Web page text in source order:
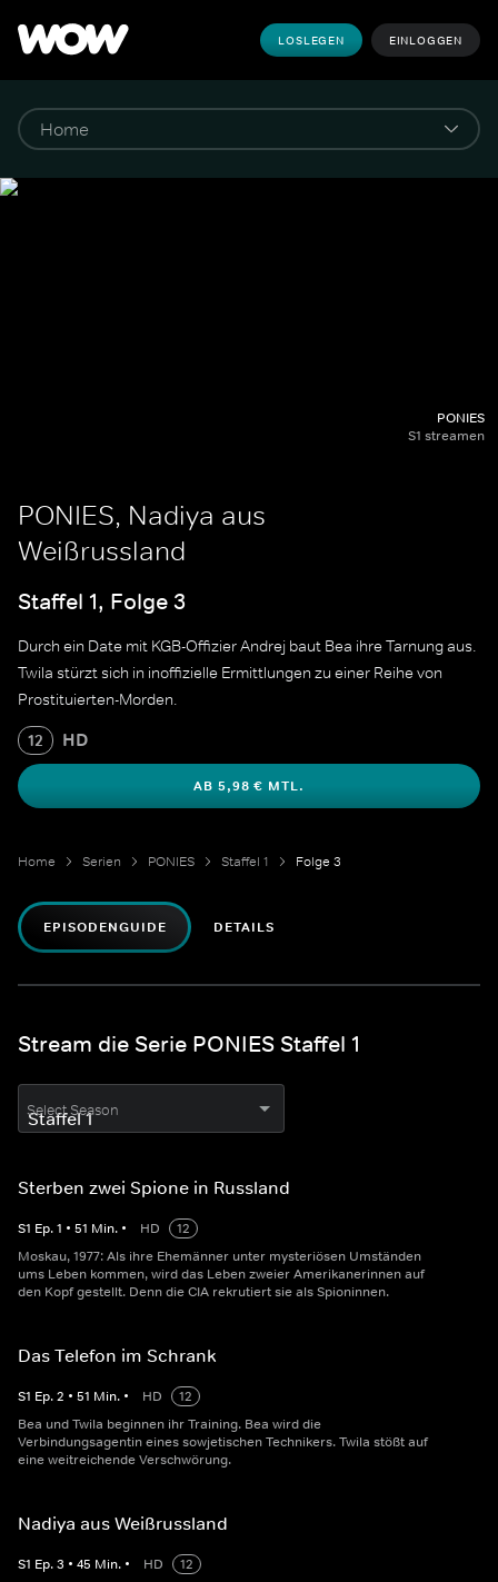
LOSLEGEN EINLOGGEN
PONIES
S1 streamen
PONIES, Nadiya aus
Weißrussland
Staffel 1, Folge 3
Durch ein Date mit KGB-Offizier Andrej baut Bea ihre Tarnung aus.
Twila stürzt sich in inoffizielle Ermittlungen zu einer Reihe von
Prostituierten-Morden.
12 HD
AB 5,98 € MTL.
Home Serien PONIES Staffel 1 Folge 3
EPISODENGUIDE DETAILS
Stream die Serie PONIES Staffel 1
Select Season
Sterben zwei Spione in Russland
S1 Ep.1 • 51 Min. • HD
12
Moskau, 1977: Als ihre Ehemänner unter mysteriösen Umständen
ums Leben kommen, wird das Leben zweier Amerikanerinnen auf
den Kopf gestellt. Denn die CIA rekrutiert sie als Spioninnen.
Das Telefon im Schrank
S1 Ep.2 • 51 Min. • HD
12
Bea und Twila beginnen ihr Training. Bea wird die
Verbindungsagentin eines sowjetischen Technikers. Twila stößt auf
eine weitreichende Verschwörung.
Nadiya aus Weißrussland
S1 Ep.3 • 45 Min. • HD
12